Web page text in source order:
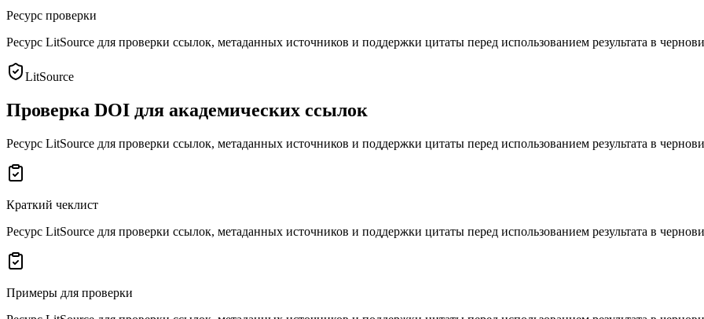
Ресурс проверки
Ресурс LitSource для проверки ссылок, метаданных источников и поддержки цитаты перед использованием результата в
LitSource
Проверка DOI для академических ссылок
Ресурс LitSource для проверки ссылок, метаданных источников и поддержки цитаты перед использованием результата в
Краткий чеклист
Ресурс LitSource для проверки ссылок, метаданных источников и поддержки цитаты перед использованием результата в
Примеры для проверки